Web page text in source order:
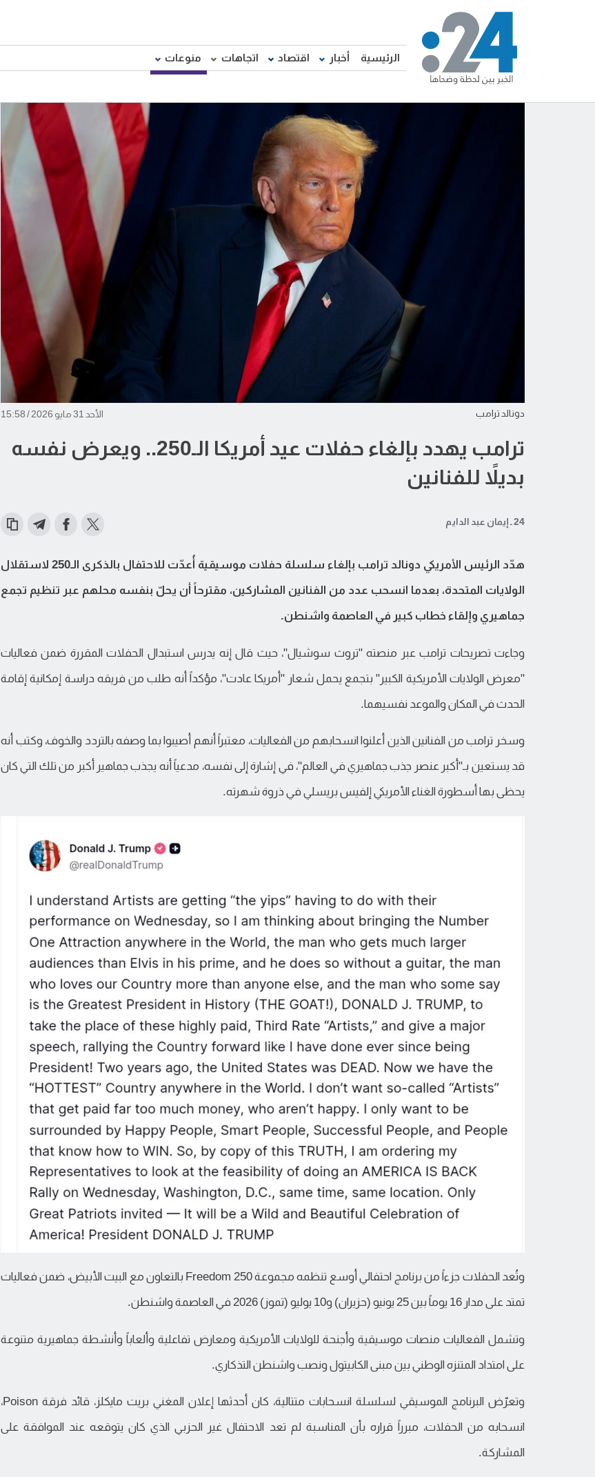
الرئيسية أخبار اقتصاد اتجاهات منوعات
دونالد ترامب الأحد 31 مايو 2026 / 15:58
ترامب يهدد بإلغاء حفلات عيد أمريكا الـ250.. ويعرض نفسه
بديلاً للفنانين
24 ـ إيمان عبد الدايم
هدّد الرئيس الأمريكي دونالد ترامب بإلغاء سلسلة حفلات موسيقية أُعدّت للاحتفال بالذكرى الـ250 لاستقلال
الولايات المتحدة، بعدما انسحب عدد من الفنانين المشاركين، مقترحاً أن يحلّ بنفسه محلهم عبر تنظيم تجمع
جماهيري وإلقاء خطاب كبير في العاصمة واشنطن.
وجاءت تصريحات ترامب عبر منصته "تروث سوشيال"، حيث قال إنه يدرس استبدال الحفلات المقررة ضمن فعاليات
"معرض الولايات الأمريكية الكبير" بتجمع يحمل شعار "أمريكا عادت"، مؤكداً أنه طلب من فريقه دراسة إمكانية إقامة
الحدث في المكان والموعد نفسيهما.
وسخر ترامب من الفنانين الذين أعلنوا انسحابهم من الفعاليات، معتبراً أنهم أصيبوا بما وصفه بالتردد والخوف، وكتب أنه
قد يستعين بـ"أكبر عنصر جذب جماهيري في العالم"، في إشارة إلى نفسه، مدعياً أنه يجذب جماهير أكبر من تلك التي كان
يحظى بها أسطورة الغناء الأمريكي إلفيس بريسلي في ذروة شهرته.
وتُعد الحفلات جزءاً من برنامج احتفالي أوسع تنظمه مجموعة Freedom 250 بالتعاون مع البيت الأبيض، ضمن فعاليات
تمتد على مدار 16 يوماً بين 25 يونيو (حزيران) و10 يوليو (تموز) 2026 في العاصمة واشنطن.
وتشمل الفعاليات منصات موسيقية وأجنحة للولايات الأمريكية ومعارض تفاعلية وألعاباً وأنشطة جماهيرية متنوعة
على امتداد المتنزه الوطني بين مبنى الكابيتول ونصب واشنطن التذكاري.
وتعرّض البرنامج الموسيقي لسلسلة انسحابات متتالية، كان أحدثها إعلان المغني بريت مايكلز، قائد فرقة Poison،
انسحابه من الحفلات، مبرراً قراره بأن المناسبة لم تعد الاحتفال غير الحزبي الذي كان يتوقعه عند الموافقة على
المشاركة.